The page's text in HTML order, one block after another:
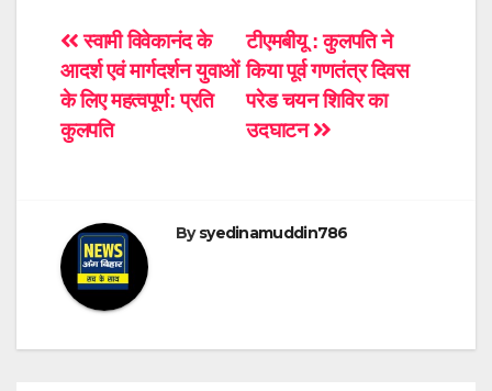
Post
navigation
टीएमबीयू : कुलपति ने
किया पूर्व गणतंत्र दिवस
परेड चयन शिविर का
उदघाटन
स्वामी विवेकानंद के
आदर्श एवं मार्गदर्शन युवाओं
के लिए महत्वपूर्ण: प्रति
कुलपति
Bysyedinamuddin786